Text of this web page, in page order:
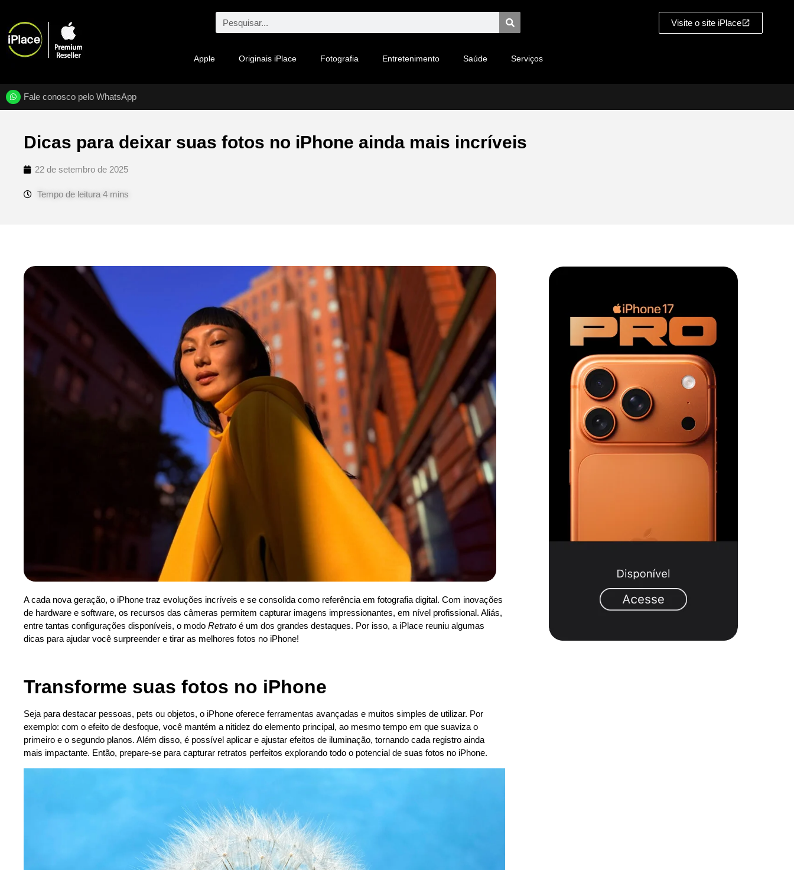
Apple Originais iPlace Fotografia Entretenimento Saúde Serviços
Visite o site iPlace
Fale conosco pelo WhatsApp
Dicas para deixar suas fotos no iPhone ainda mais incríveis
22 de setembro de 2025
A cada nova geração, o iPhone traz evoluções incríveis e se consolida como referência em fotografia digital. Com inovações
de hardware e software, os recursos das câmeras permitem capturar imagens impressionantes, em nível profissional. Aliás,
entre tantas configurações disponíveis, o modo Retrato é um dos grandes destaques. Por isso, a iPlace reuniu algumas
dicas para ajudar você surpreender e tirar as melhores fotos no iPhone!
Transforme suas fotos no iPhone
Seja para destacar pessoas, pets ou objetos, o iPhone oferece ferramentas avançadas e muitos simples de utilizar. Por
exemplo: com o efeito de desfoque, você mantém a nitidez do elemento principal, ao mesmo tempo em que suaviza o
primeiro e o segundo planos. Além disso, é possível aplicar e ajustar efeitos de iluminação, tornando cada registro ainda
mais impactante. Então, prepare-se para capturar retratos perfeitos explorando todo o potencial de suas fotos no iPhone.